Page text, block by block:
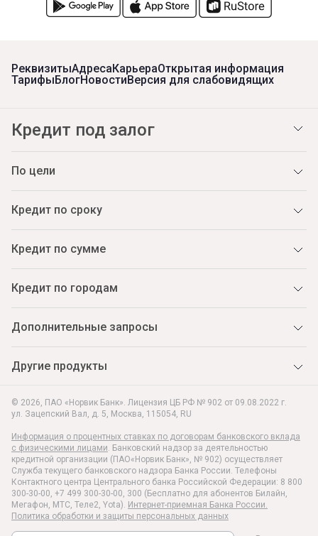
© 2026, ПАО «Норвик Банк». Лицензия ЦБ РФ № 902 от 09.08.2022 г.
ул. Зацепский Вал, д. 5, Москва, 115054, RU
Информация о процентных ставках по договорам банковского вклада
с физическими лицами. Банковский надзор за деятельностью
кредитной организации (ПАО«Норвик Банк», № 902) осуществляет
Служба текущего банковского надзора Банка России. Телефоны
Контактного центра Центрального банка Российской Федерации: 8 800
300-30-00, +7 499 300-30-00, 300 (Бесплатно для абонентов Билайн,
Мегафон, МТС, Теле2, Yota). Интернет-приемная Банка России.
Политика обработки и защиты персональных данных
РеквизитыАдресаКарьераОткрытая информация
ТарифыБлогНовостиВерсия для слабовидящих
Кредит под залог
По цели
Кредит по сроку
Кредит по сумме
Кредит по городам
Дополнительные запросы
Другие продукты